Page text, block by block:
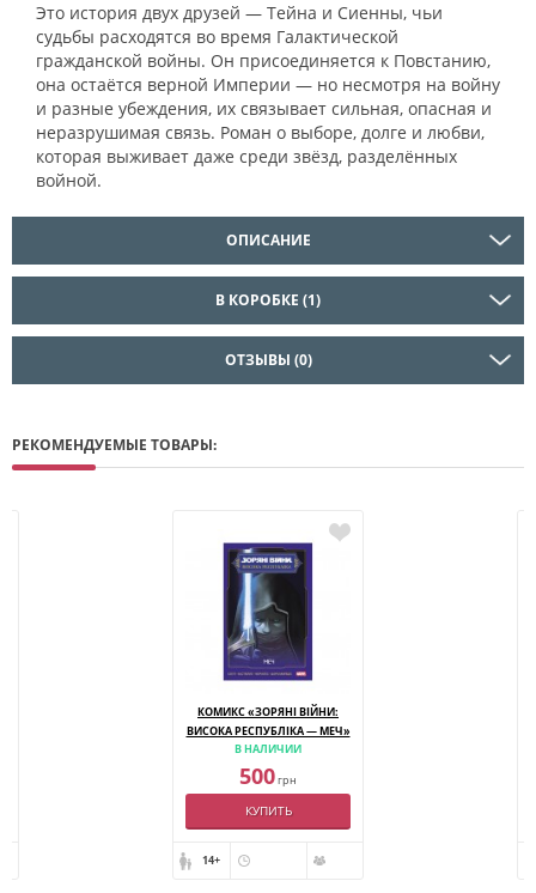
Это история двух друзей — Тейна и Сиенны, чьи
судьбы расходятся во время Галактической
гражданской войны. Он присоединяется к Повстанию,
она остаётся верной Империи — но несмотря на войну
и разные убеждения, их связывает сильная, опасная и
неразрушимая связь. Роман о выборе, долге и любви,
которая выживает даже среди звёзд, разделённых
войной.
ОПИСАНИЕ
В КОРОБКЕ (1)
ОТЗЫВЫ (0)
РЕКОМЕНДУЕМЫЕ ТОВАРЫ:
КОМИКС «ЗОРЯНІ ВІЙНИ:
ВИСОКА РЕСПУБЛІКА — МЕЧ»
В НАЛИЧИИ
500грн
КУПИТЬ
14+